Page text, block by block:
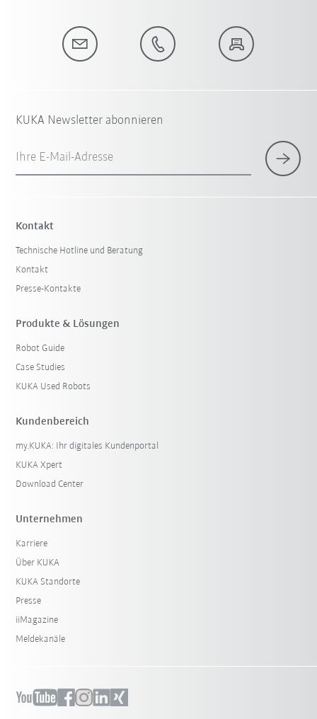
KUKA Newsletter abonnieren
Ihre E-Mail-Adresse
Kontakt
Technische Hotline und Beratung
Kontakt
Presse-Kontakte
Produkte & Lösungen
Robot Guide
Case Studies
KUKA Used Robots
Kundenbereich
my.KUKA: Ihr digitales Kundenportal
KUKA Xpert
Download Center
Unternehmen
Karriere
Über KUKA
KUKA Standorte
Presse
iiMagazine
Meldekanäle